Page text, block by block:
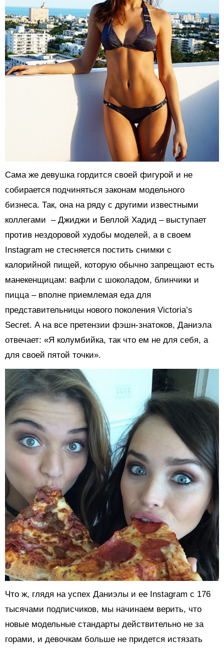
Сама же девушка гордится своей фигурой и не
собирается подчиняться законам модельного
бизнеса. Так, она на ряду с другими известными
коллегами – Джиджи и Беллой Хадид – выступает
против нездоровой худобы моделей, а в своем
Instagram не стесняется постить снимки с
калорийной пищей, которую обычно запрещают есть
манекенщицам: вафли с шоколадом, блинчики и
пицца – вполне приемлемая еда для
представительницы нового поколения Victoria’s
Secret. А на все претензии фэшн-знатоков, Даниэла
отвечает: «Я колумбийка, так что ем не для себя, а
для своей пятой точки».
Что ж, глядя на успех Даниэлы и ее Instagram с 176
тысячами подписчиков, мы начинаем верить, что
новые модельные стандарты действительно не за
горами, и девочкам больше не придется истязать